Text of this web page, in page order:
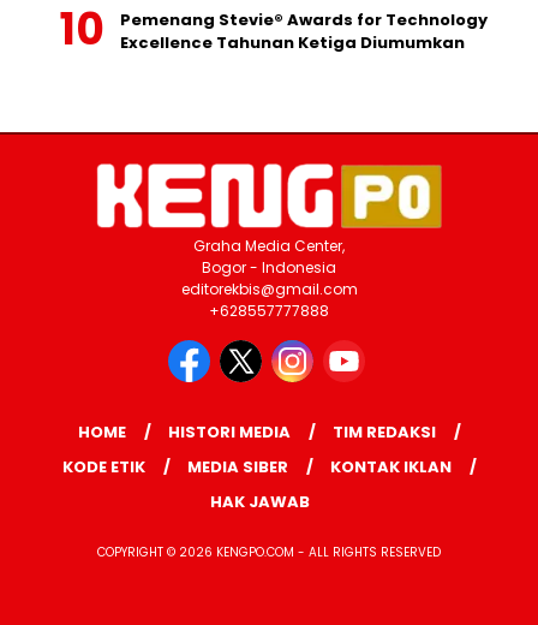
Pemenang Stevie® Awards for Technology
Excellence Tahunan Ketiga Diumumkan
Graha Media Center,
Bogor - Indonesia
editorekbis@gmail.com
+628557777888
HOME HISTORI MEDIA
TIM REDAKSI
KODE ETIK
MEDIA SIBER
KONTAK IKLAN
HAK JAWAB
COPYRIGHT © 2026 KENGPO.COM - ALL RIGHTS RESERVED